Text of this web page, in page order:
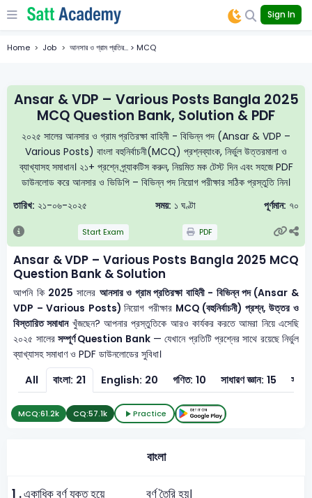
Sign In
Home Job আনসার ও গ্রাম প্রতির... > MCQ
Ansar & VDP – Various Posts Bangla 2025
MCQ Question Bank, Solution & PDF
২০২৫ সালের আনসার ও গ্রাম প্রতিরক্ষা বাহিনী - বিভিন্ন পদ (Ansar & VDP –
Various Posts) বাংলা বহুনির্বাচনী(MCQ) প্রশ্নব্যাংক, নির্ভুল উত্তরমালা ও
ব্যাখ্যাসহ সমাধান। ২১+ প্রশ্নে প্র্যাকটিস করুন, নিয়মিত মক টেস্ট দিন এবং সহজে PDF
ডাউনলোড করে আনসার ও ভিডিপি – বিভিন্ন পদ নিয়োগ পরীক্ষার সঠিক প্রস্তুতি নিন।
তারিখ: ২১-০৬-২০২৫ সময়: ১ ঘণ্টা পূর্ণমান: ৭০
Start Exam PDF
Ansar & VDP – Various Posts Bangla 2025 MCQ
Question Bank & Solution
আপনি কি 2025 সালের আনসার ও গ্রাম প্রতিরক্ষা বাহিনী - বিভিন্ন পদ (Ansar &
VDP – Various Posts)নিয়োগ পরীক্ষার MCQ (বহুনির্বাচনী) প্রশ্ন, উত্তর ও
বিস্তারিত সমাধানখুঁজছেন? আপনার প্রস্তুতিকে আরও কার্যকর করতে আমরা নিয়ে এসেছি
২০২৫ সালের সম্পূর্ণ Question Bank— যেখানে প্রতিটি প্রশ্নের সাথে রয়েছে নির্ভুল
ব্যাখ্যাসহ সমাধাণ ও PDF ডাউনলোডের সুবিধা।
All বাংলা: 21 English: 20 গণিত: 10 সাধারণ জ্ঞান: 15
MCQ:61.2k CQ:57.1k Practice
বাংলা
1 .একাধিক বর্ণ যুক্ত হয়ে ____ বর্ণ তৈরি হয়।